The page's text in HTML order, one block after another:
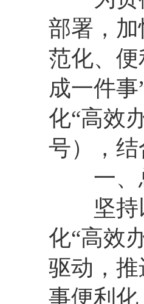
部署，
范化、
成一件
化“高效
号），
一、
坚持以
化“高效
驱动，
事便利